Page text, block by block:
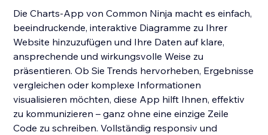
Die Charts-App von Common Ninja macht es einfach,
beeindruckende, interaktive Diagramme zu Ihrer
Website hinzuzufügen und Ihre Daten auf klare,
ansprechende und wirkungsvolle Weise zu
präsentieren. Ob Sie Trends hervorheben, Ergebnisse
vergleichen oder komplexe Informationen
visualisieren möchten, diese App hilft Ihnen, effektiv
zu kommunizieren – ganz ohne eine einzige Zeile
Code zu schreiben. Vollständig responsiv und